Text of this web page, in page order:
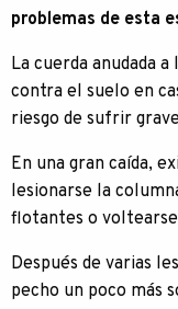
problemas de esta
La cuerda anudada
contra el suelo en
riesgo de sufrir
En una gran caída,
lesionarse la
flotantes o voltearse
Después de varias
pecho un poco más